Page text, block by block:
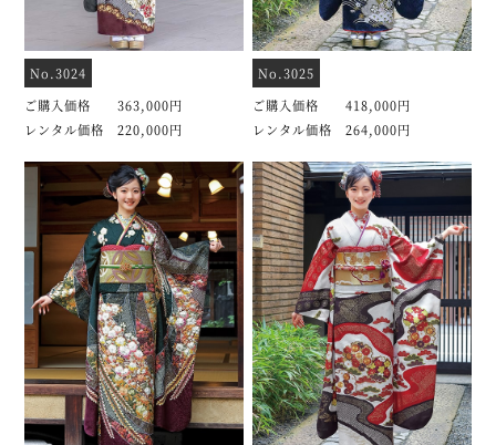
No.3024
ご購入価格 363,000円
レンタル価格 220,000円
No.3025
ご購入価格 418,000円
レンタル価格 264,000円